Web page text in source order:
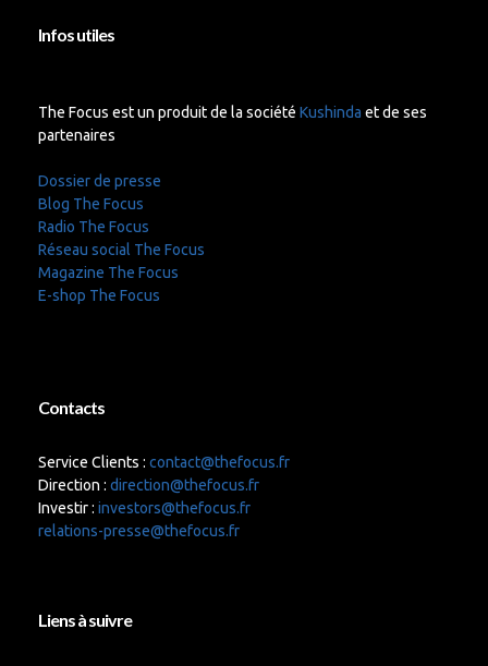
Infos utiles
The Focus est un produit de la société Kushinda et de ses
partenaires
Dossier de presse
Blog The Focus
Radio The Focus
Réseau social The Focus
Magazine The Focus
E-shop The Focus
Contacts
Service Clients : contact@thefocus.fr
Direction : direction@thefocus.fr
Investir : investors@thefocus.fr
relations-presse@thefocus.fr
Liens à suivre